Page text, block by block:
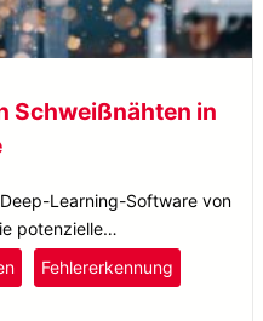
Schweißnähten in
Learning-Software von
potenzielle
Helligkeitsbedingungen
Fehlererkennung